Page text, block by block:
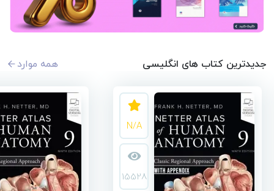
جدیدترین کتاب های انگلیسی همه موارد
N/A
15528